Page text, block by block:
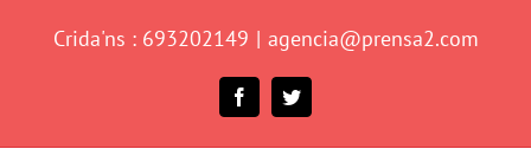
Crida'ns : 693202149 | agencia@prensa2.com
FacebookTwitter